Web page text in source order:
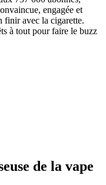
engagée et
finir avec la cigarette.
à tout pour faire le buzz
de la vape